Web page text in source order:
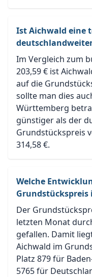
Ist Aichwald eine
Im Vergleich zum
203,59 € ist
auf die
sollte man dies
Württemberg
günstiger als der
Grundstückspreis
314,58 €.
Welche
Grundstückspreis
Der
letzten Monat
gefallen. Damit
Aichwald im
Platz 879 für
5765 für